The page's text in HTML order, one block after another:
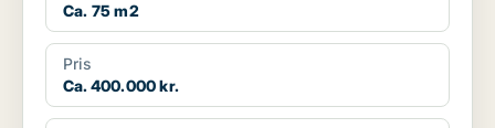
Ca. 75 m2
Pris
Ca. 400.000 kr.